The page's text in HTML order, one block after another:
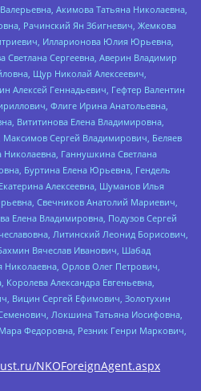
Акимова Татьяна Николаевна,
Рачинский Ян Збигневич, Жемкова
Илларионова Юлия Юрьевна,
Светлана Сергеевна, Аверин Владимир
Щур Николай Алексеевич,
Геннадьевич, Гефтер Валентин
Флиге Ирина Анатольевна,
Вититинова Елена Владимировна,
Сергей Владимирович, Беляев
Ганнушкина Светлана
Буртина Елена Юрьевна, Гендель
Алексеевна, Шуманов Илья
Свечников Анатолий Мариевич,
Елена Владимировна, Подузов Сергей
Литинский Леонид Борисович,
Вячеслав Иванович, Шабад
Орлов Олег Петрович,
Александра Евгеньевна,
Вицин Сергей Ефимович, Золотухин
Локшина Татьяна Иосифовна,
Федоровна, Резник Генри Маркович,
NKOForeignAgent.aspx